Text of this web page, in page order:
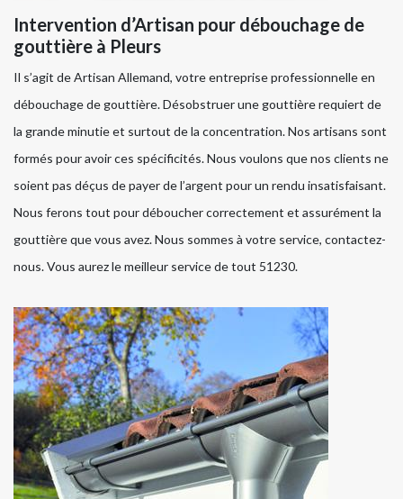
Intervention d’Artisan pour débouchage de
gouttière à Pleurs
Il s’agit de Artisan Allemand, votre entreprise professionnelle en
débouchage de gouttière. Désobstruer une gouttière requiert de
la grande minutie et surtout de la concentration. Nos artisans sont
formés pour avoir ces spécificités. Nous voulons que nos clients ne
soient pas déçus de payer de l’argent pour un rendu insatisfaisant.
Nous ferons tout pour déboucher correctement et assurément la
gouttière que vous avez. Nous sommes à votre service, contactez-
nous. Vous aurez le meilleur service de tout 51230.